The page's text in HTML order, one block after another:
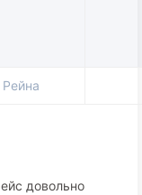
довольно